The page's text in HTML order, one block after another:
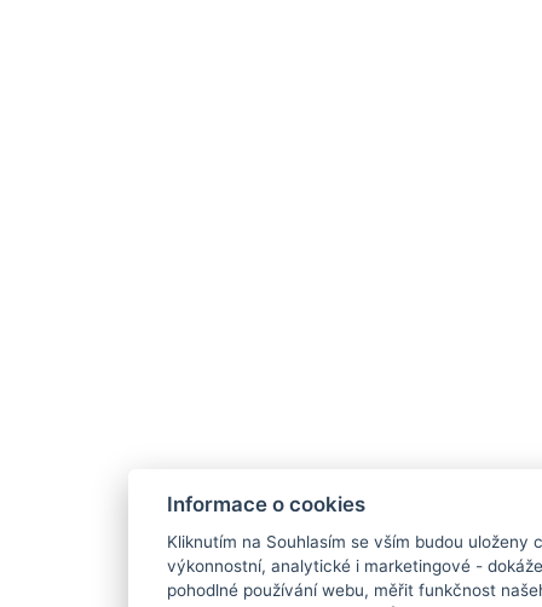
Informace o cookies
Kliknutím na Souhlasím se vším budou uloženy
výkonnostní, analytické i marketingové -
pohodlné používání webu, měřit funkčnost